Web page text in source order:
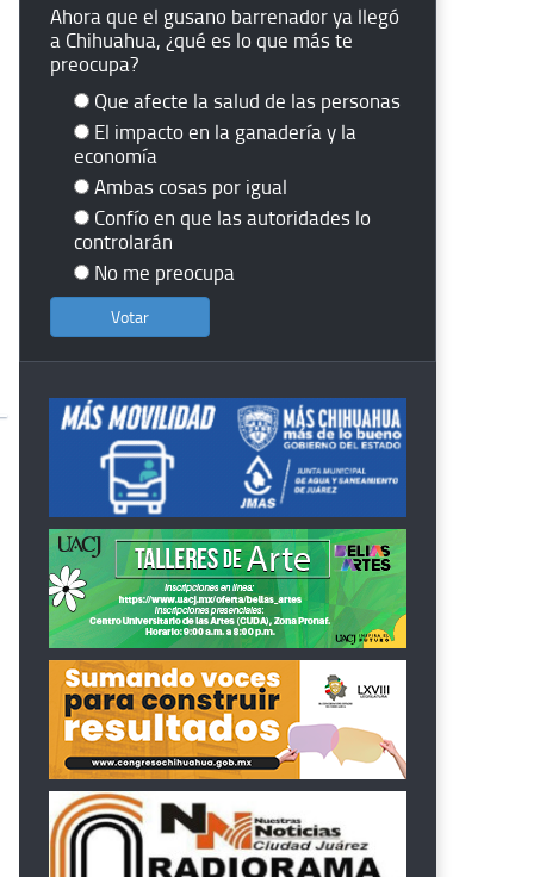
Ahora que el gusano barrenador ya llegó
a Chihuahua, ¿qué es lo que más te
preocupa?
Que afecte la salud de las personas
El impacto en la ganadería y la
economía
Ambas cosas por igual
Confío en que las autoridades lo
controlarán
No me preocupa